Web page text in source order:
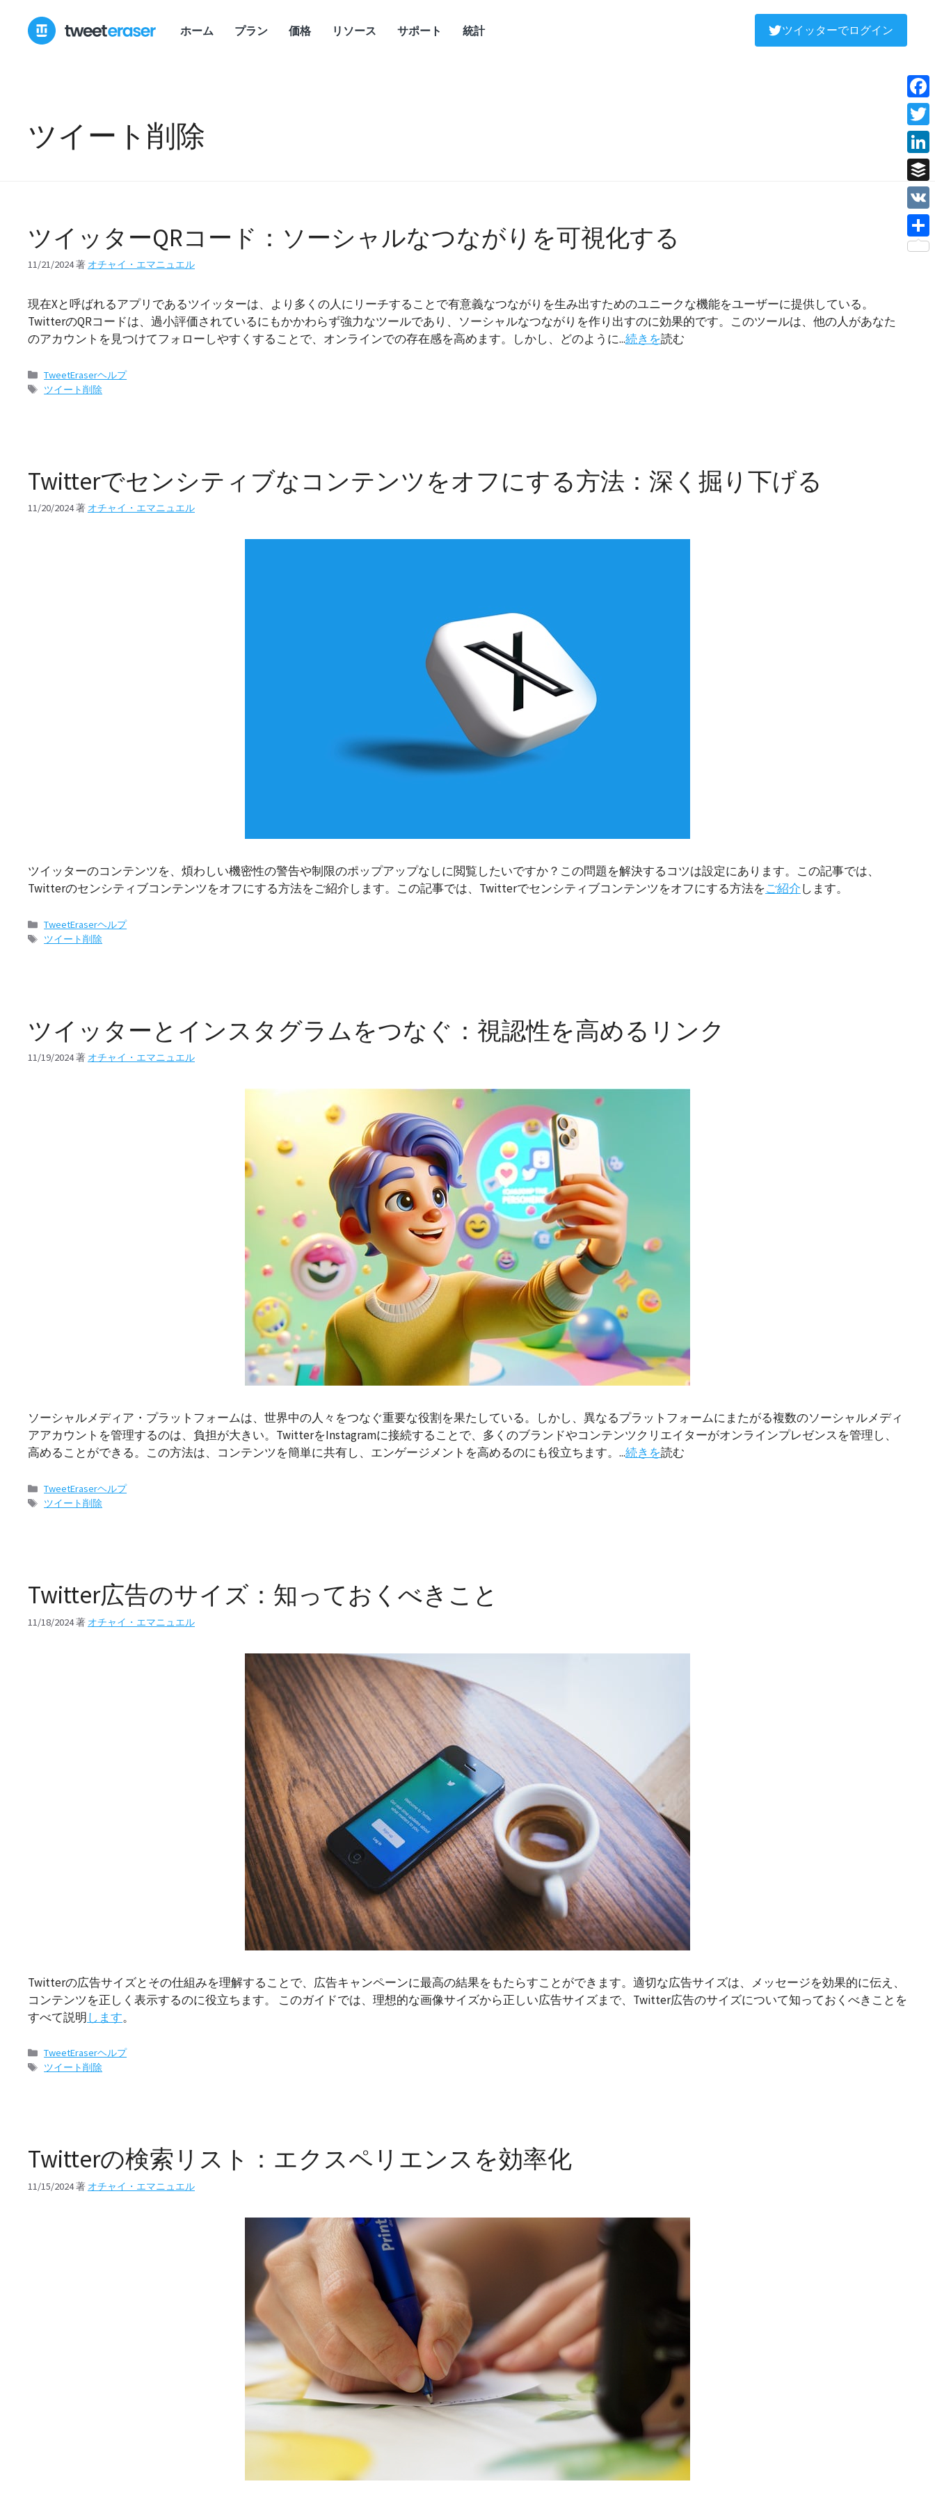
ホーム プラン 価格 リソース サポート 統計 ツイッターでログイン
ツイート削除
ツイッターQRコード：ソーシャルなつながりを可視化する
11/21/2024著 オチャイ・エマニュエル
現在Xと呼ばれるアプリであるツイッターは、より多くの人にリーチすることで有意義なつながりを生み出すためのユニークな機能をユーザーに提供している。
TwitterのQRコードは、過小評価されているにもかかわらず強力なツールであり、ソーシャルなつながりを作り出すのに効果的です。このツールは、他の人があなた
のアカウントを見つけてフォローしやすくすることで、オンラインでの存在感を高めます。しかし、どのように...続きを読む
カ
テ
TweetEraserヘルプ
タ
ツイート削除
Twitterでセンシティブなコンテンツをオフにする方法：深く掘り下げる
11/20/2024著 オチャイ・エマニュエル
ツイッターのコンテンツを、煩わしい機密性の警告や制限のポップアップなしに閲覧したいですか？この問題を解決するコツは設定にあります。この記事では、
Twitterのセンシティブコンテンツをオフにする方法をご紹介します。この記事では、Twitterでセンシティブコンテンツをオフにする方法をご紹介します。
カ
テ
TweetEraserヘルプ
タ
ツイート削除
ツイッターとインスタグラムをつなぐ：視認性を高めるリンク
11/19/2024著 オチャイ・エマニュエル
ソーシャルメディア・プラットフォームは、世界中の人々をつなぐ重要な役割を果たしている。しかし、異なるプラットフォームにまたがる複数のソーシャルメディ
アアカウントを管理するのは、負担が大きい。TwitterをInstagramに接続することで、多くのブランドやコンテンツクリエイターがオンラインプレゼンスを管理し、
高めることができる。この方法は、コンテンツを簡単に共有し、エンゲージメントを高めるのにも役立ちます。...続きを読む
カ
テ
TweetEraserヘルプ
タ
ツイート削除
Twitter広告のサイズ：知っておくべきこと
11/18/2024著 オチャイ・エマニュエル
Twitterの広告サイズとその仕組みを理解することで、広告キャンペーンに最高の結果をもたらすことができます。適切な広告サイズは、メッセージを効果的に伝え、
コンテンツを正しく表示するのに役立ちます。 このガイドでは、理想的な画像サイズから正しい広告サイズまで、Twitter広告のサイズについて知っておくべきことを
すべて説明します。
カ
テ
TweetEraserヘルプ
タ
ツイート削除
Twitterの検索リスト：エクスペリエンスを効率化
11/15/2024著 オチャイ・エマニュエル
VK